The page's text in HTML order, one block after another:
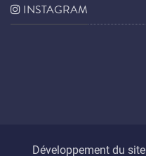
INSTAGRAM
Développement du